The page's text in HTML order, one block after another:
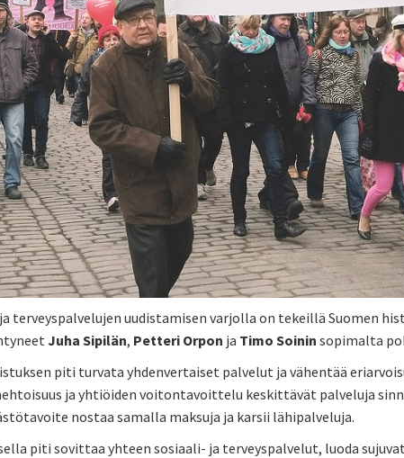
terveyspalvelujen uudistamisen varjolla on tekeillä Suomen
Juha Sipilän, Petteri Orpon ja Timo Soinin sopimalta
piti turvata yhdenvertaiset palvelut ja vähentää
ja yhtiöiden voitontavoittelu keskittävät palveluja
nostaa samalla maksuja ja karsii lähipalveluja.
piti sovittaa yhteen sosiaali- ja terveyspalvelut, luoda